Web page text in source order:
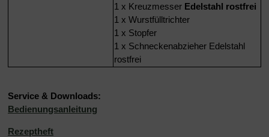
1 x Kreuzmesser Edelstahl rostfrei
1 x Wurstfülltrichter
1 x Stopfer
1 x Schneckenabzieher Edelstahl
rostfrei
Service & Downloads:
Bedienungsanleitung
Rezeptheft